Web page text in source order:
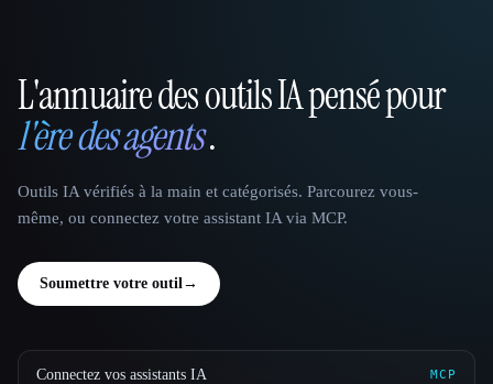
That AI Collection
L'annuaire des outils IA pensé pour
l'ère des agents.
Outils IA vérifiés à la main et catégorisés. Parcourez vous-
même, ou connectez votre assistant IA via MCP.
Soumettre votre outil →
Connectez vos assistants IA MCP